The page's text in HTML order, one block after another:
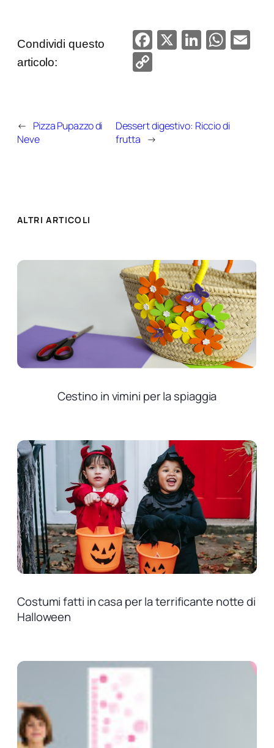
Condividi questo
articolo:
F
a
c
b
o
X Li
dI
n
W
A
p
E
C
y
Li
← Pizza Pupazzo di
Neve
Dessert digestivo: Riccio di
frutta →
ALTRI ARTICOLI
Cestino in vimini per la spiaggia
Costumi fatti in casa per la terrificante notte di
Halloween